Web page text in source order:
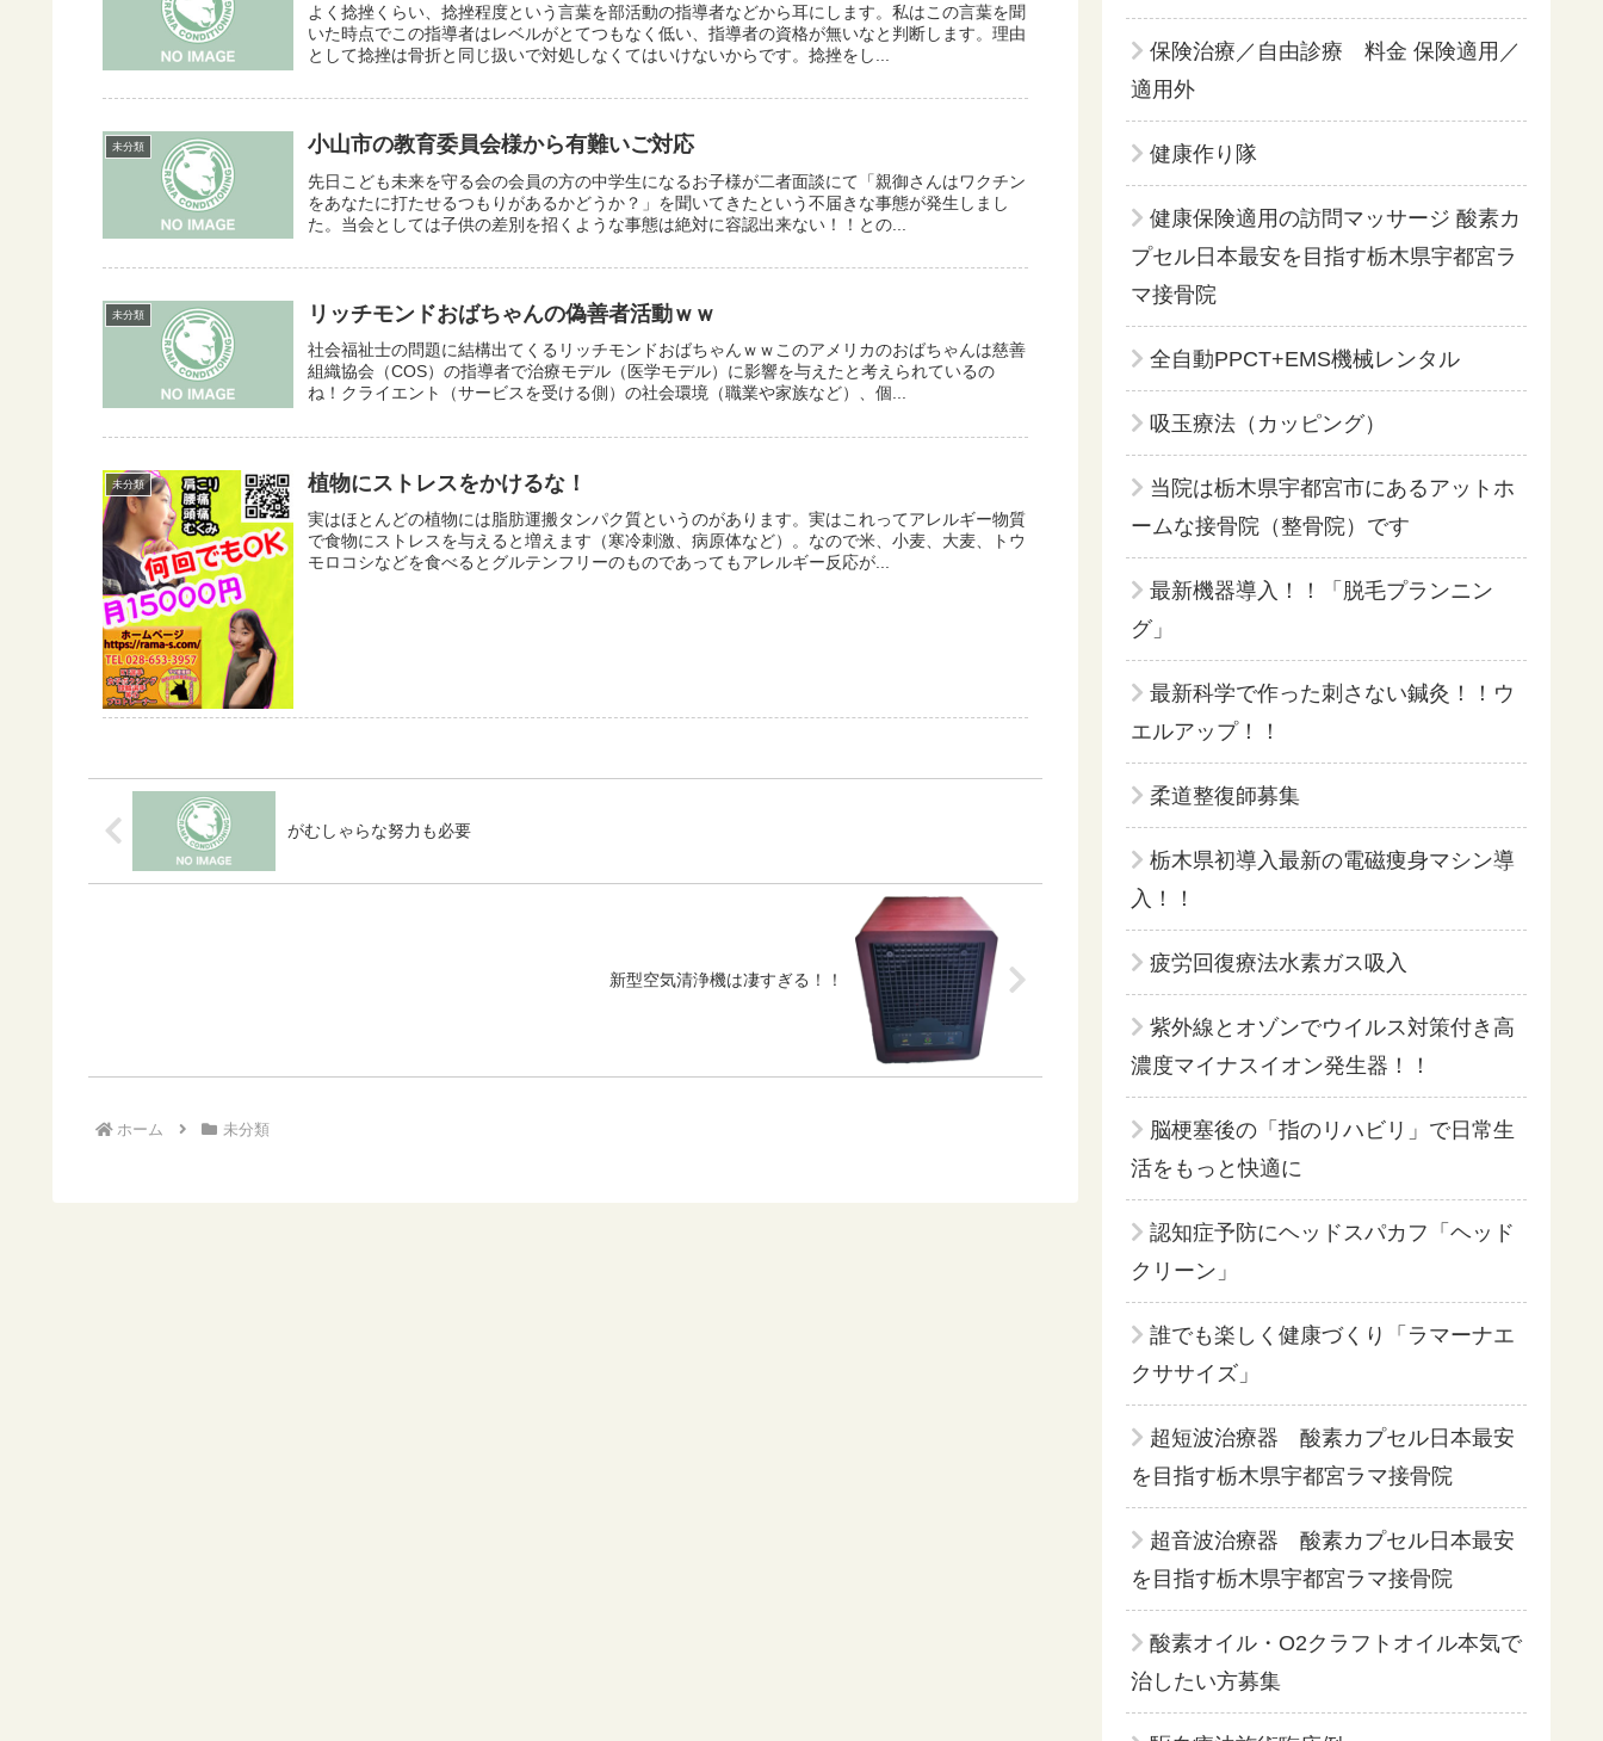
よく捻挫くらい、捻挫程度という言葉を部活動の指導者などから耳にします。私はこの言葉を聞
いた時点でこの指導者はレベルがとてつもなく低い、指導者の資格が無いなと判断します。理由
として捻挫は骨折と同じ扱いで対処しなくてはいけないからです。捻挫をし...
未分類 小山市の教育委員会様から有難いご対応
先日こども未来を守る会の会員の方の中学生になるお子様が二者面談にて「親御さんはワクチン
をあなたに打たせるつもりがあるかどうか？」を聞いてきたという不届きな事態が発生しまし
た。当会としては子供の差別を招くような事態は絶対に容認出来ない！！との...
未分類 リッチモンドおばちゃんの偽善者活動ｗｗ
社会福祉士の問題に結構出てくるリッチモンドおばちゃんｗｗこのアメリカのおばちゃんは慈善
組織協会（COS）の指導者で治療モデル（医学モデル）に影響を与えたと考えられているの
ね！クライエント（サービスを受ける側）の社会環境（職業や家族など）、個...
未分類 植物にストレスをかけるな！
実はほとんどの植物には脂肪運搬タンパク質というのがあります。実はこれってアレルギー物質
で食物にストレスを与えると増えます（寒冷刺激、病原体など）。なので米、小麦、大麦、トウ
モロコシなどを食べるとグルテンフリーのものであってもアレルギー反応が...
がむしゃらな努力も必要
新型空気清浄機は凄すぎる！！
ホーム 未分類
保険治療／自由診療 料金 保険適用／
適用外
健康作り隊
健康保険適用の訪問マッサージ 酸素カ
プセル日本最安を目指す栃木県宇都宮ラ
マ接骨院
全自動PPCT+EMS機械レンタル
吸玉療法（カッピング）
当院は栃木県宇都宮市にあるアットホ
ームな接骨院（整骨院）です
最新機器導入！！「脱毛プランニン
グ」
最新科学で作った刺さない鍼灸！！ウ
エルアップ！！
柔道整復師募集
栃木県初導入最新の電磁痩身マシン導
入！！
疲労回復療法水素ガス吸入
紫外線とオゾンでウイルス対策付き高
濃度マイナスイオン発生器！！
脳梗塞後の「指のリハビリ」で日常生
活をもっと快適に
認知症予防にヘッドスパカフ「ヘッド
クリーン」
誰でも楽しく健康づくり「ラマーナエ
クササイズ」
超短波治療器 酸素カプセル日本最安
を目指す栃木県宇都宮ラマ接骨院
超音波治療器 酸素カプセル日本最安
を目指す栃木県宇都宮ラマ接骨院
酸素オイル・O2クラフトオイル本気で
治したい方募集